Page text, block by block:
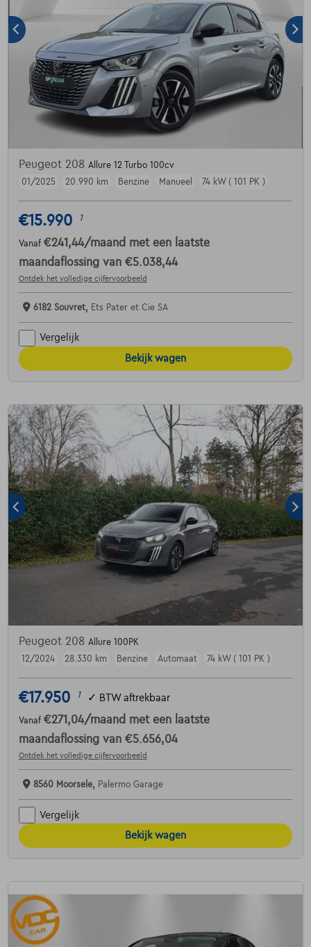
Peugeot 208 Allure 12 Turbo 100cv
01/2025
20.990 km Benzine Manueel 74 kW ( 101 PK )
€15.990 1
Vanaf €241,44/maand met een laatste
maandaflossing van €5.038,44
Ontdek het volledige cijfervoorbeeld
6182 Souvret, Ets Pater et Cie SA
Vergelijk
Bekijk wagen
Peugeot 208 Allure 100PK
12/2024
28.330 km Benzine Automaat 74 kW ( 101 PK )
€17.950 1 ✓ BTW aftrekbaar
Vanaf €271,04/maand met een laatste
maandaflossing van €5.656,04
Ontdek het volledige cijfervoorbeeld
8560 Moorsele, Palermo Garage
Vergelijk
Bekijk wagen